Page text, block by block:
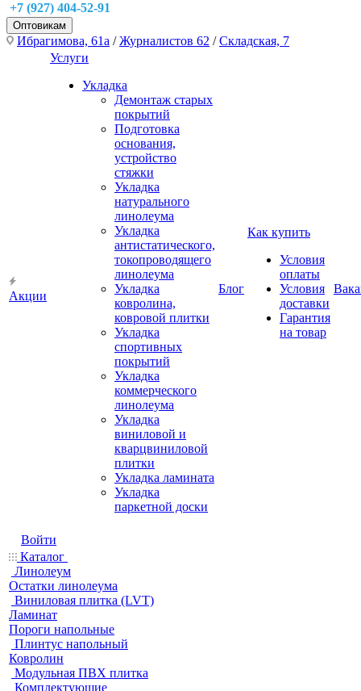
+7 (927) 404-52-91
Оптовикам
Ибрагимова, 61а /Журналистов 62 /Складская, 7
Акции
Услуги
Укладка
Демонтаж старых
покрытий
Подготовка
основания,
устройство
стяжки
Укладка
натурального
линолеума
Укладка
антистатического,
токопроводящего
линолеума
Укладка
ковролина,
ковровой плитки
Укладка
спортивных
покрытий
Укладка
коммерческого
линолеума
Укладка
виниловой и
кварцвиниловой
плитки
Укладка ламината
Укладка
паркетной доски
Блог
Как купить
Условия
оплаты
Условия
доставки
Гарантия
на товар
Войти
Каталог
Линолеум
Остатки линолеума
Виниловая плитка (LVT)
Ламинат
Пороги напольные
Плинтус напольный
Ковролин
Модульная ПВХ плитка
Комплектующие